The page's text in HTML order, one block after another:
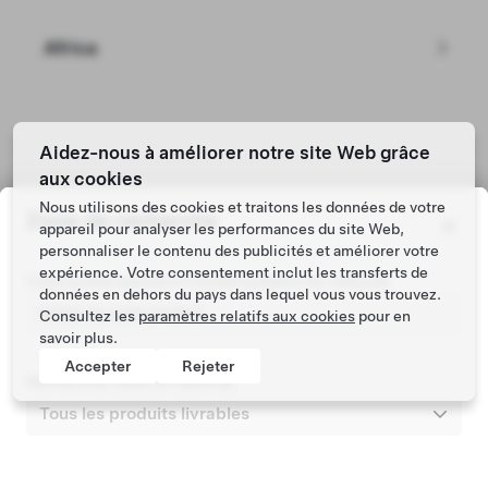
Africa
Tesla © 2026
Mentions légales
Zone de recherche
Code postal associé à l'immatriculation du véhicule
Aidez-nous à améliorer notre site Web grâce
aux cookies
Nous utilisons des cookies et traitons les données de votre
appareil pour analyser les performances du site Web,
personnaliser le contenu des publicités et améliorer votre
expérience. Votre consentement inclut les transferts de
données en dehors du pays dans lequel vous vous trouvez.
Consultez les paramètres relatifs aux cookies pour en
savoir plus.
Accepter
Rejeter